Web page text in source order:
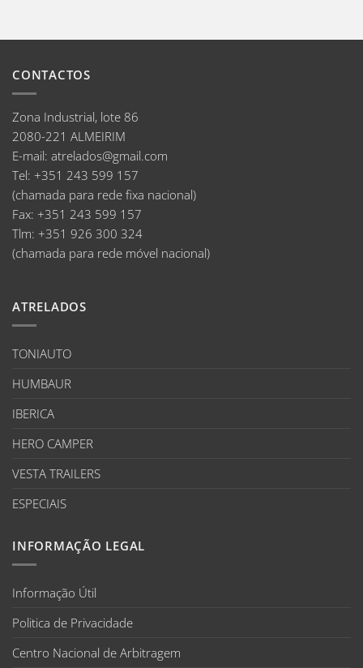
CONTACTOS
Zona Industrial, lote 86
2080-221 ALMEIRIM
E-mail: atrelados@gmail.com
Tel: +351 243 599 157
(chamada para rede fixa nacional)
Fax: +351 243 599 157
Tlm: +351 926 300 324
(chamada para rede móvel nacional)
ATRELADOS
TONIAUTO
HUMBAUR
IBERICA
HERO CAMPER
VESTA TRAILERS
ESPECIAIS
INFORMAÇÃO LEGAL
Informação Útil
Politica de Privacidade
Centro Nacional de Arbitragem